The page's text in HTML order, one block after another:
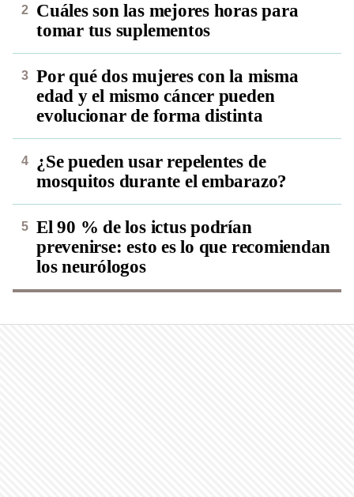
Cuáles son las mejores horas para
tomar tus suplementos
Por qué dos mujeres con la misma
edad y el mismo cáncer pueden
evolucionar de forma distinta
¿Se pueden usar repelentes de
mosquitos durante el embarazo?
El 90 % de los ictus podrían
prevenirse: esto es lo que recomiendan
los neurólogos